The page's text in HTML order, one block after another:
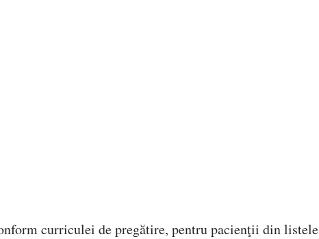
curriculei de pregătire, pentru pacienţii din listele